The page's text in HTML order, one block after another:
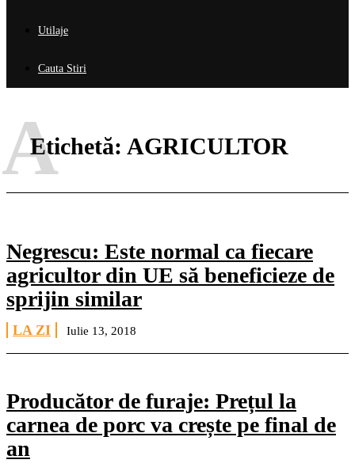
Utilaje
Cauta Stiri
Etichetă: AGRICULTOR
A
Negrescu: Este normal ca fiecare
agricultor din UE să beneficieze de
sprijin similar
LA ZI Iulie 13, 2018
Producător de furaje: Prețul la
carnea de porc va crește pe final de
an